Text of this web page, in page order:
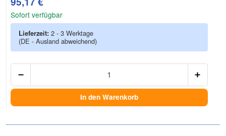
Sofort verfügbar
Lieferzeit: 2 - 3 Werktage
(DE - Ausland abweichend)
In den Warenkorb